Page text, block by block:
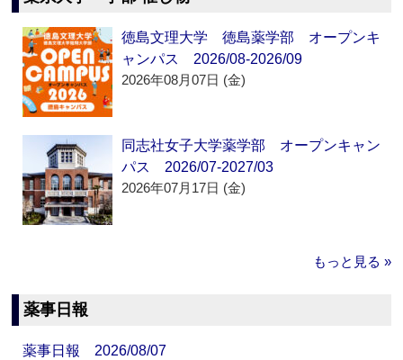
徳島文理大学 徳島薬学部 オープンキ
ャンパス 2026/08-2026/09
2026年08月07日 (金)
同志社女子大学薬学部 オープンキャン
パス 2026/07-2027/03
2026年07月17日 (金)
もっと見る »
薬事日報
薬事日報 2026/08/07